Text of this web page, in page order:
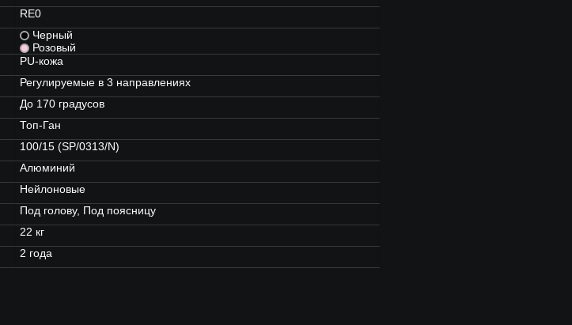
RE0
Черный
Розовый
PU-кожа
Регулируемые в 3 направлениях
До 170 градусов
Топ-Ган
100/15 (SP/0313/N)
Алюминий
Нейлоновые
Под голову, Под поясницу
22 кг
2 года